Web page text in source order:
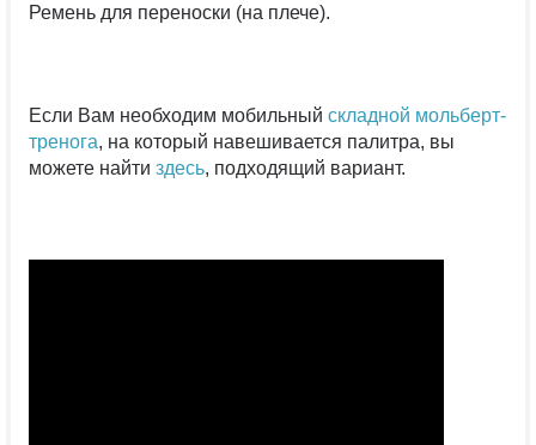
Ремень для переноски (на плече).
Если Вам необходим мобильный складной мольберт-
тренога, на который навешивается палитра, вы
можете найти здесь, подходящий вариант.